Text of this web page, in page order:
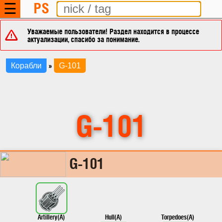
☰ PS
Уважаемые пользователи! Раздел находится в процессе
актуализации, спасибо за понимание.
Корабли » G-101
G-101
G-101
Artillery(A) Hull(A) Torpedoes(A)